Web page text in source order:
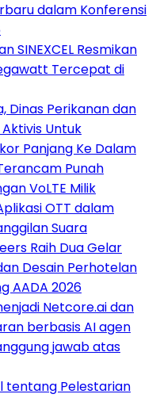
dalam Konferensi
SINEXCEL Resmikan
Tercepat di
Dinas Perikanan dan
Aktivis Untuk
Panjang Ke Dalam
Punah
VoLTE Milik
OTT dalam
Suara
Raih Dua Gelar
Desain Perhotelan
AADA 2026
Netcore.ai dan
berbasis AI agen
jawab atas
tentang Pelestarian